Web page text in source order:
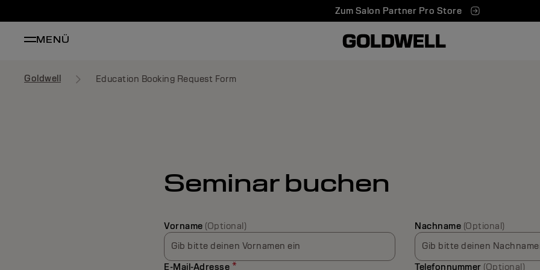
Zum Salon Partner Pro Store
MENÜ
Goldwell Education Booking Request Form
Seminar buchen
Vorname (Optional)
Gib bitte deinen Vornamen ein
Nachname (Optional)
Gib bitte deinen
E-Mail-Adresse * Telefonnummer (Optional)